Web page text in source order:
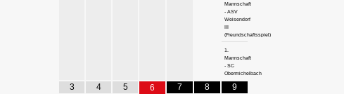
Mannschaft
- ASV
Weisendorf
(Freundschaftsspiel)
1.
Mannschaft
- SC
Obermichelbach
3 4 5 6 7 8 9